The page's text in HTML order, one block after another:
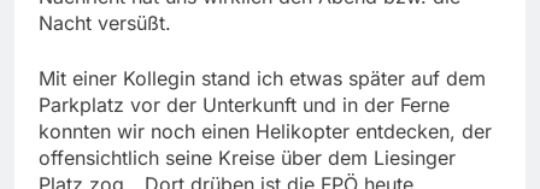
Nacht versüßt.
Mit einer Kollegin stand ich etwas später auf dem
Parkplatz vor der Unterkunft und in der Ferne
konnten wir noch einen Helikopter entdecken, der
offensichtlich seine Kreise über dem Liesinger
Platz zog. „Dort drüben ist die FPÖ heute